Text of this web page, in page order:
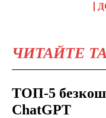
ЧИТАЙТЕ
ТОП-5
ChatGPT